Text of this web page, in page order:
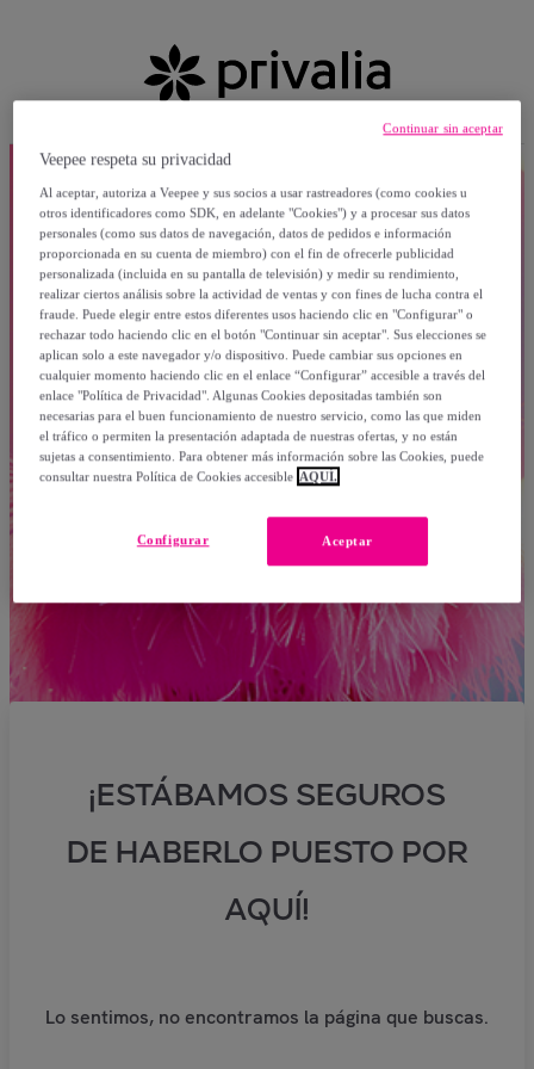
¡ESTÁBAMOS SEGUROS
DE HABERLO PUESTO POR
AQUÍ!
Lo sentimos, no encontramos la página que buscas.
Veepee respeta su privacidad
Al aceptar, autoriza a Veepee y sus socios a usar rastreadores (como cookies u
otros identificadores como SDK, en adelante "Cookies") y a procesar sus datos
personales (como sus datos de navegación, datos de pedidos e información
proporcionada en su cuenta de miembro) con el fin de ofrecerle publicidad
personalizada (incluida en su pantalla de televisión) y medir su rendimiento,
realizar ciertos análisis sobre la actividad de ventas y con fines de lucha contra el
fraude. Puede elegir entre estos diferentes usos haciendo clic en "Configurar" o
rechazar todo haciendo clic en el botón "Continuar sin aceptar". Sus elecciones se
aplican solo a este navegador y/o dispositivo. Puede cambiar sus opciones en
cualquier momento haciendo clic en el enlace “Configurar” accesible a través del
enlace "Política de Privacidad". Algunas Cookies depositadas también son
necesarias para el buen funcionamiento de nuestro servicio, como las que miden
el tráfico o permiten la presentación adaptada de nuestras ofertas, y no están
sujetas a consentimiento. Para obtener más información sobre las Cookies, puede
consultar nuestra Política de Cookies accesible AQUÍ.
Aceptar
Configurar
Continuar sin aceptar